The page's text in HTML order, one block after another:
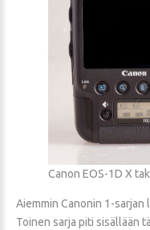
Canon EOS-1D X
Aiemmin Canonin 1-
Toinen sarja piti sisällään